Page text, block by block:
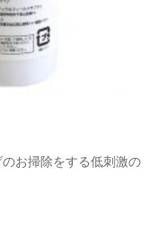
お掃除をする低刺激の